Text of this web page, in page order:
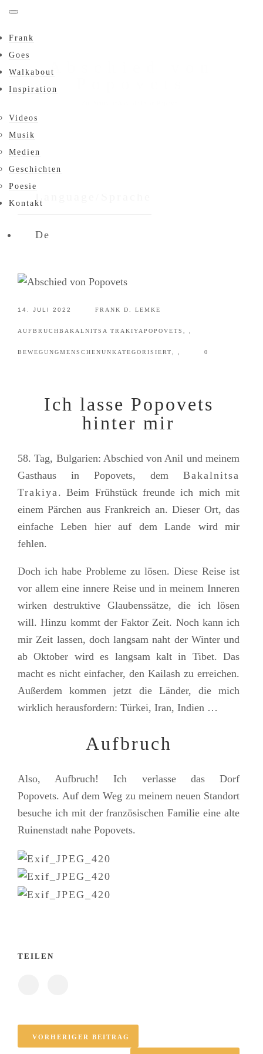
Frank
Goes
Walkabout
Inspiration
Videos
Musik
Medien
Geschichten
Poesie
Kontakt
Abschied von
De
14. JULI 2022 FRANK D. LEMKE
AUFBRUCH ,
BAKALNITSA TRAKIYA ,
POPOVETS
BEWEGUNG ,
MENSCHEN ,
UNKATEGORISIERT 0
Ich lasse Popovets
hinter mir
58. Tag, Bulgarien: Abschied von Anil und meinem
Gasthaus in Popovets, dem Bakalnitsa
Trakiya. Beim Frühstück freunde ich mich mit
einem Pärchen aus Frankreich an. Dieser Ort, das
einfache Leben hier auf dem Lande wird mir
fehlen.
Doch ich habe Probleme zu lösen. Diese Reise ist
vor allem eine innere Reise und in meinem Inneren
wirken destruktive Glaubenssätze, die ich lösen
will. Hinzu kommt der Faktor Zeit. Noch kann ich
mir Zeit lassen, doch langsam naht der Winter und
ab Oktober wird es langsam kalt in Tibet. Das
macht es nicht einfacher, den Kailash zu erreichen.
Außerdem kommen jetzt die Länder, die mich
wirklich herausfordern: Türkei, Iran, Indien …
Aufbruch
Also, Aufbruch! Ich verlasse das Dorf
Popovets. Auf dem Weg zu meinem neuen Standort
besuche ich mit der französischen Familie eine alte
Ruinenstadt nahe Popovets.
TEILEN
VORHERIGER BEITRAG